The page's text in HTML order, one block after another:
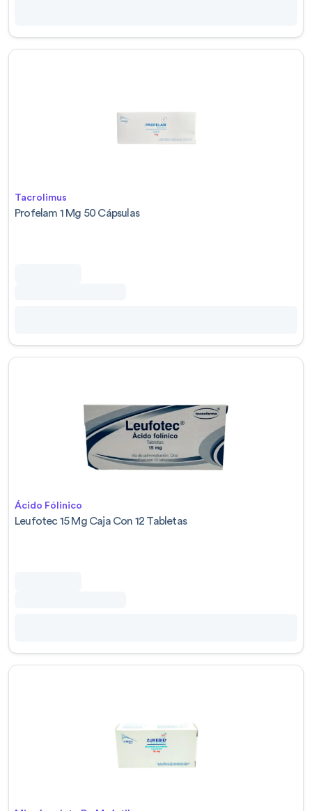
Tacrolimus
Profelam 1 Mg 50 Cápsulas
Ácido Fólinico
Leufotec 15 Mg Caja Con 12 Tabletas